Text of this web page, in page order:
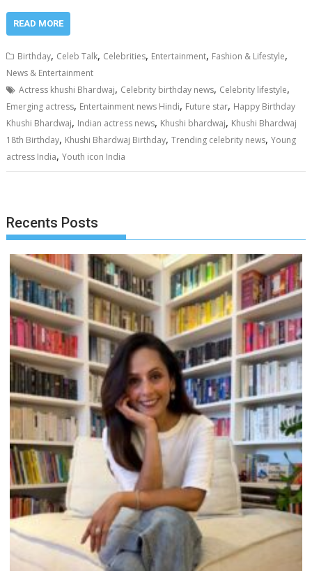
READ MORE
Birthday, Celeb Talk, Celebrities, Entertainment, Fashion & Lifestyle,
News & Entertainment
Actress khushi Bhardwaj, Celebrity birthday news, Celebrity lifestyle,
Emerging actress, Entertainment news Hindi, Future star, Happy Birthday
Khushi Bhardwaj, Indian actress news, Khushi bhardwaj, Khushi Bhardwaj
18th Birthday, Khushi Bhardwaj Birthday,Trending celebrity news,Young
actress India,Youth icon India
Recents Posts